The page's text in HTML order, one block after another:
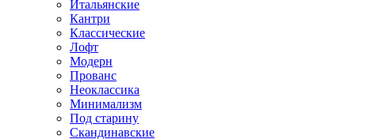
Итальянские
Кантри
Классические
Лофт
Модерн
Прованс
Неоклассика
Минимализм
Под старину
Скандинавские